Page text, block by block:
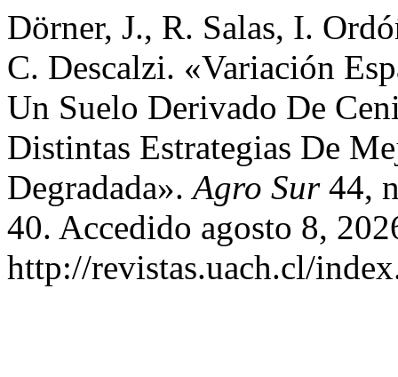
Dörner, J., R. Salas, I.
C. Descalzi. «Variación
Un Suelo Derivado De
Distintas Estrategias De
Degradada».Agro Sur44,
40. Accedido agosto 8,
http://revistas.uach.cl/